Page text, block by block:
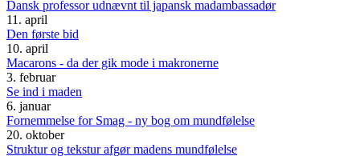
Dansk professor udnævnt til japansk madambassadør
11. april
Den første bid
10. april
Macarons - da der gik mode i makronerne
3. februar
Se ind i maden
6. januar
Fornemmelse for Smag - ny bog om mundfølelse
20. oktober
Struktur og tekstur afgør madens mundfølelse